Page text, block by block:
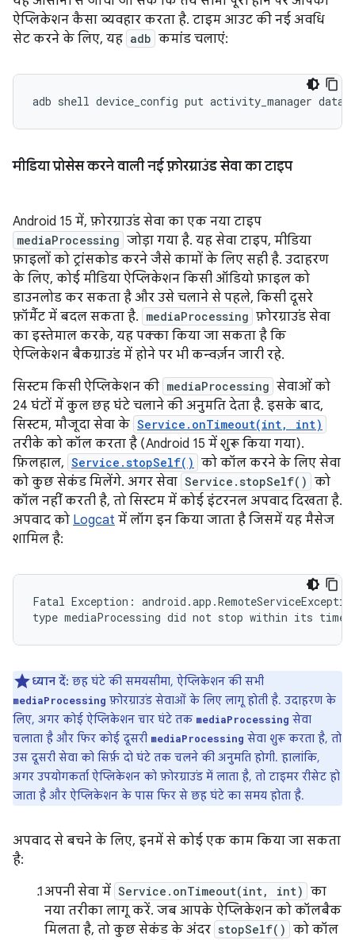
ऐप्लिकेशन कैसा व्यवहार करता है. टाइम आउट की नई अवधि
सेट करने के लिए, यह adb कमांड चलाएं:
adb shell device_config put activity_manager
मीडिया प्रोसेस करने वाली नई फ़ोरग्राउंड सेवा का टाइप
Android 15 में, फ़ोरग्राउंड सेवा का एक नया टाइप
mediaProcessing जोड़ा गया है. यह सेवा टाइप, मीडिया
फ़ाइलों को ट्रांसकोड करने जैसे कामों के लिए सही है. उदाहरण
के लिए, कोई मीडिया ऐप्लिकेशन किसी ऑडियो फ़ाइल को
डाउनलोड कर सकता है और उसे चलाने से पहले, किसी दूसरे
फ़ॉर्मैट में बदल सकता है. mediaProcessing फ़ोरग्राउंड सेवा
का इस्तेमाल करके, यह पक्का किया जा सकता है कि
ऐप्लिकेशन बैकग्राउंड में होने पर भी कन्वर्ज़न जारी रहे.
सिस्टम किसी ऐप्लिकेशन की mediaProcessing सेवाओं को
24 घंटों में कुल छह घंटे चलाने की अनुमति देता है. इसके बाद,
सिस्टम, मौजूदा सेवा के Service.onTimeout(int, int)
तरीके को कॉल करता है (Android 15 में शुरू किया गया).
फ़िलहाल, Service.stopSelf() को कॉल करने के लिए सेवा
को कुछ सेकंड मिलेंगे. अगर सेवा Service.stopSelf() को
कॉल नहीं करती है, तो सिस्टम में कोई इंटरनल अपवाद दिखता है.
अपवाद को Logcat में लॉग इन किया जाता है जिसमें यह मैसेज
शामिल है:
Fatal Exception:
ध्यान दें: छह घंटे की समयसीमा, ऐप्लिकेशन की सभी
mediaProcessing फ़ोरग्राउंड सेवाओं के लिए लागू होती है. उदाहरण के
लिए, अगर कोई ऐप्लिकेशन चार घंटे तक mediaProcessing सेवा
चलाता है और फिर कोई दूसरी mediaProcessing सेवा शुरू करता है, तो
उस दूसरी सेवा को सिर्फ़ दो घंटे तक चलने की अनुमति होगी. हालांकि,
अगर उपयोगकर्ता ऐप्लिकेशन को फ़ोरग्राउंड में लाता है, तो टाइमर रीसेट हो
जाता है और ऐप्लिकेशन के पास फिर से छह घंटे का समय होता है.
अपवाद से बचने के लिए, इनमें से कोई एक काम किया जा सकता
है:
अपनी सेवा में Service.onTimeout(int, int) का
नया तरीका लागू करें. जब आपके ऐप्लिकेशन को कॉलबैक
मिलता है, तो कुछ सेकंड के अंदर stopSelf() को कॉल